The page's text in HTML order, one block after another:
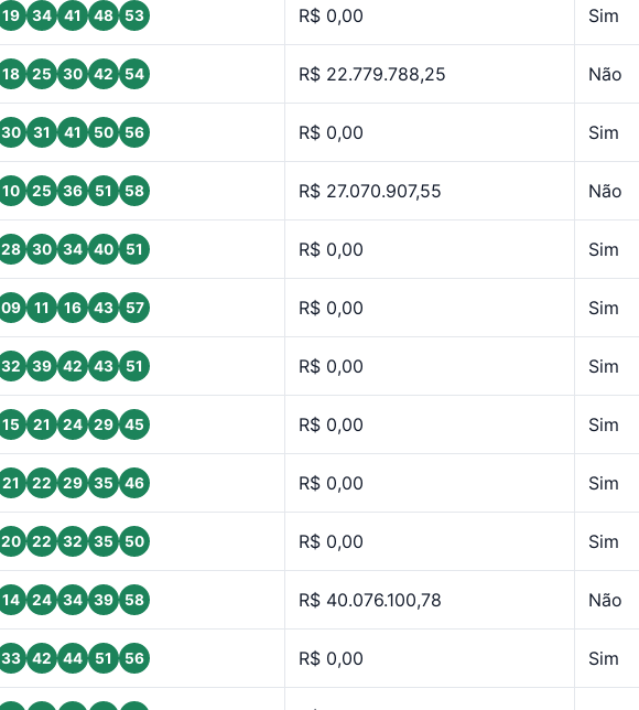
19 34 41 48 53 R$ 0,00 Sim
18 25 30 42 54 R$ 22.779.788,25 Não
30 31 41 50 56 R$ 0,00 Sim
10 25 36 51 58 R$ 27.070.907,55 Não
28 30 34 40 51 R$ 0,00 Sim
09 11 16 43 57 R$ 0,00 Sim
32 39 42 43 51 R$ 0,00 Sim
15 21 24 29 45 R$ 0,00 Sim
21 22 29 35 46 R$ 0,00 Sim
20 22 32 35 50 R$ 0,00 Sim
14 24 34 39 58 R$ 40.076.100,78 Não
33 42 44 51 56 R$ 0,00 Sim